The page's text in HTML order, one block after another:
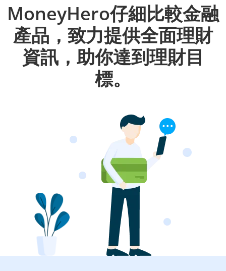
MoneyHero仔細比較金融
產品，致力提供全面理財
資訊，助你達到理財目
標。